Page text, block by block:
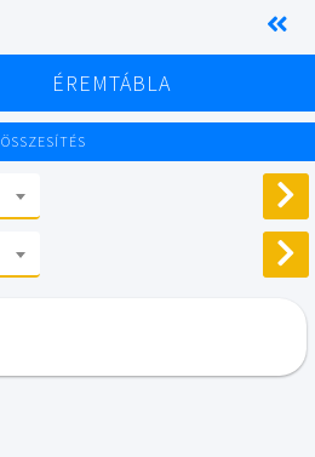
ÉREMTÁBLA
ÖSSZESÍTÉS